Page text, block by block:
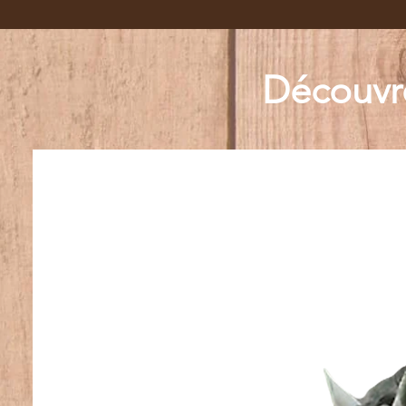
semelles orthopédiques, fut le premier
produit. Puis d’autres ont suivi.
Aujourd’hui, chaque pièce sort de l’atelier
avec cette même intention : mettre la
technique au service des chevaux.